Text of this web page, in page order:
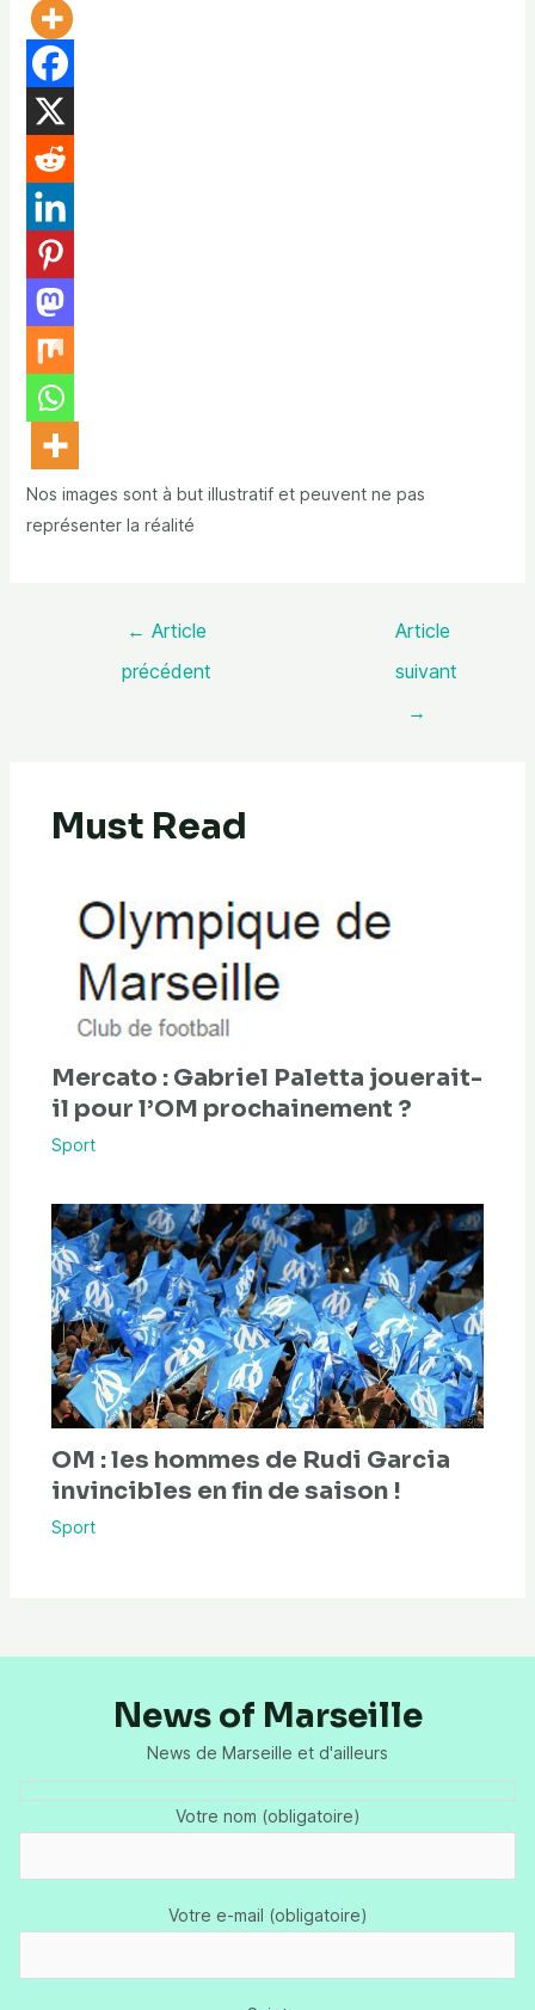
Nos images sont à but illustratif et peuvent ne pas
représenter la réalité
← Article
précédent
Article
suivant
→
Must Read
Mercato : Gabriel Paletta jouerait-
il pour l’OM prochainement ?
Sport
OM : les hommes de Rudi Garcia
invincibles en fin de saison !
Sport
News of Marseille
News de Marseille et d'ailleurs
Votre nom (obligatoire)
Votre e-mail (obligatoire)